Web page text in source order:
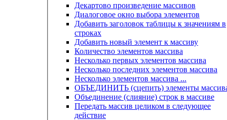
Декартово произведение массивов
Диалоговое окно выбора элементов
Добавить заголовок таблицы к значениям в
строках
Добавить новый элемент к массиву
Количество элементов массива
Несколько первых элементов массива
Несколько последних элементов массива
Несколько элементов массива ...
ОБЪЕДИНИТЬ (сцепить) элементы
Объединение (слияние) строк в массиве
Передать массив целиком в следующее
действие